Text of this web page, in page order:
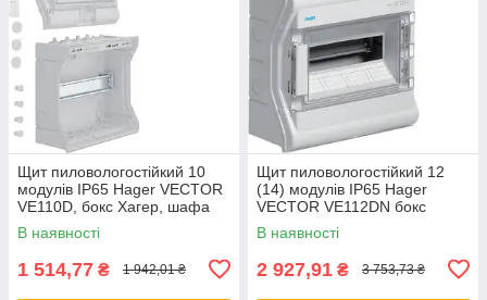
Щит пиловологостійкий 10
модулів IP65 Hager VECTOR
VE110D, бокс Хагер, шафа
розподільна (Smart Rozetka)
В наявності
1 514,77 ₴ 1 942,01 ₴
Щит пиловологостійкий 12
(14) модулів IP65 Hager
VECTOR VE112DN бокс
Хагер, шафа розподільна
(Smart Rozetka)
В наявності
2 927,91 ₴ 3 753,73 ₴